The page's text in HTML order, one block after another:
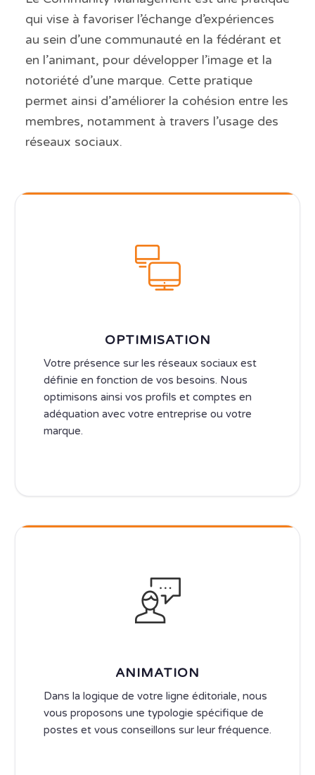
qui vise à favoriser l’échange d’expériences
au sein d’une communauté en la fédérant et
en l’animant, pour développer l’image et la
notoriété d’une marque. Cette pratique
permet ainsi d’améliorer la cohésion entre les
membres, notamment à travers l’usage des
réseaux sociaux.
OPTIMISATION
Votre présence sur les réseaux sociaux est
définie en fonction de vos besoins. Nous
optimisons ainsi vos profils et comptes en
adéquation avec votre entreprise ou votre
marque.
ANIMATION
Dans la logique de votre ligne éditoriale, nous
vous proposons une typologie spécifique de
postes et vous conseillons sur leur fréquence.